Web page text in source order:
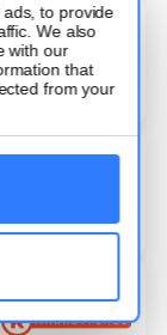
to provide
We also
with our
that
from your